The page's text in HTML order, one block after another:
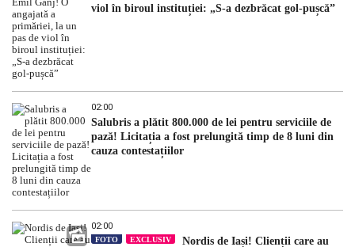
viol în biroul instituției: „S-a dezbrăcat gol-pușcă”
02:00
Salubris a plătit 800.000 de lei pentru serviciile de
pază! Licitația a fost prelungită timp de 8 luni din
cauza contestațiilor
02:00
FOTO EXCLUSIV
Nordis de Iași! Clienții care au